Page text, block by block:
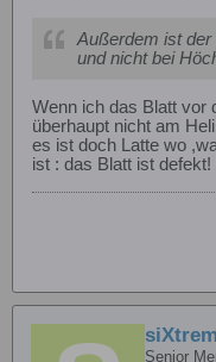
Außerdem ist der
und nicht bei
Wenn ich das Blatt vor
überhaupt nicht am
es ist doch Latte wo
ist : das Blatt ist defekt!
Senior